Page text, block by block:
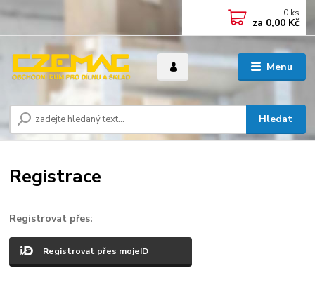
Menu
Hledat
0 ks
za 0,00 Kč
Registrace
Registrovat přes:
Registrovat přes mojeID